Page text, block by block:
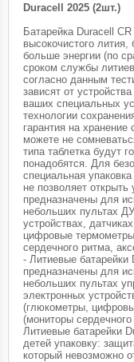
Duracell 2025 (2шт.)
Батарейка Duracell
высокочистого
больше энергии (по
сроком службы
согласно данным
зависят от
ваших специальных
технологии
гарантия на
можете не
типа таблетка будут
понадобятся. Для
специальная
не позволяет
предназначены для
небольших пультах
устройствах,
цифровые
сердечного ритма,
- Литиевые батарейки
предназначены для
небольших пультах
электронных
(глюкометры,
(мониторы
Литиевые батарейки
детей упаковку:
который невозможно